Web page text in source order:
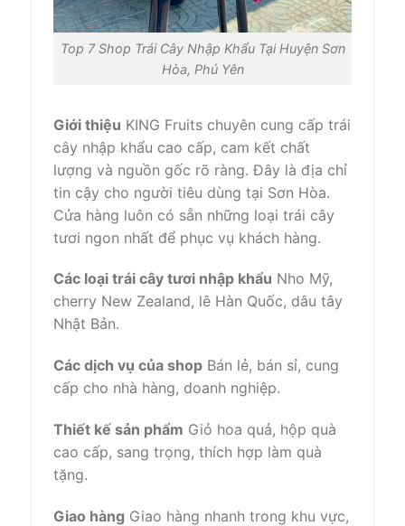
Top 7 Shop Trái Cây Nhập Khẩu Tại Huyện Sơn
Hòa, Phú Yên
Giới thiệu KING Fruits chuyên cung cấp trái
cây nhập khẩu cao cấp, cam kết chất
lượng và nguồn gốc rõ ràng. Đây là địa chỉ
tin cậy cho người tiêu dùng tại Sơn Hòa.
Cửa hàng luôn có sẵn những loại trái cây
tươi ngon nhất để phục vụ khách hàng.
Các loại trái cây tươi nhập khẩu Nho Mỹ,
cherry New Zealand, lê Hàn Quốc, dâu tây
Nhật Bản.
Các dịch vụ của shop Bán lẻ, bán sỉ, cung
cấp cho nhà hàng, doanh nghiệp.
Thiết kế sản phẩm Giỏ hoa quả, hộp quà
cao cấp, sang trọng, thích hợp làm quà
tặng.
Giao hàng Giao hàng nhanh trong khu vực,